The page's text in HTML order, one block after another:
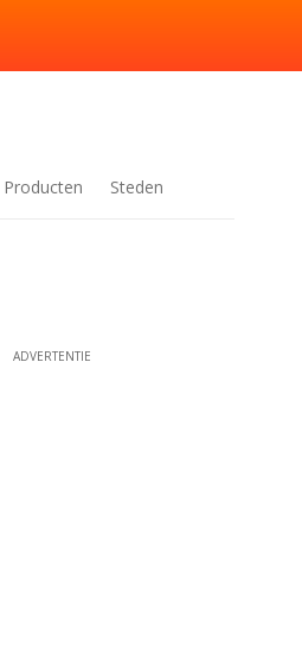
Producten Steden
ADVERTENTIE